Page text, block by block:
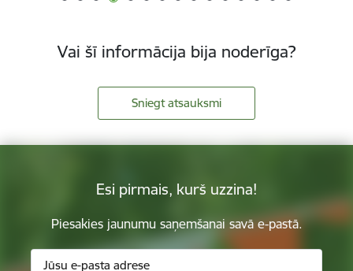
Vai šī informācija bija noderīga?
Sniegt atsauksmi
Esi pirmais, kurš uzzina!
Piesakies jaunumu saņemšanai savā e-pastā.